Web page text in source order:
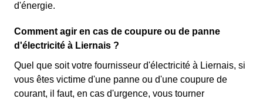
d'énergie.
Comment agir en cas de coupure ou de panne
d'électricité à Liernais ?
Quel que soit votre fournisseur d'électricité à Liernais, si
vous êtes victime d'une panne ou d'une coupure de
courant, il faut, en cas d'urgence, vous tourner